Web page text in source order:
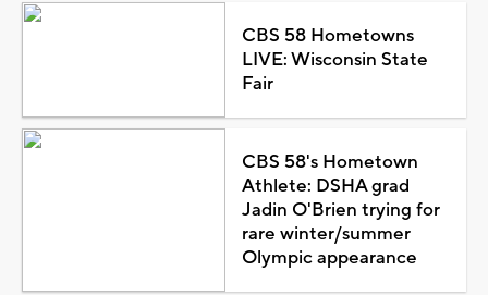
CBS 58 Hometowns
LIVE: Wisconsin State
Fair
CBS 58's Hometown
Athlete: DSHA grad
Jadin O'Brien trying for
rare winter/summer
Olympic appearance